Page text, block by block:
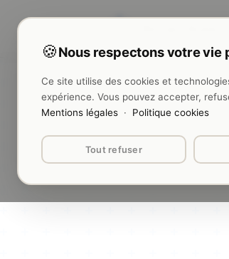
🍪Nous respectons votre vie
Ce site utilise des cookies et
expérience. Vous pouvez accepter,
Mentions légales· Politique cookies
Tout refuser